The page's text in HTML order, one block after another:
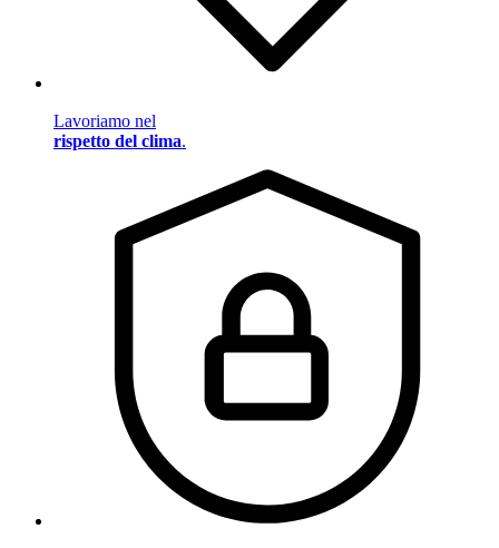
Lavoriamo nel
rispetto del clima.